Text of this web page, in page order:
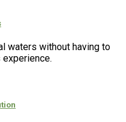
waters without having to